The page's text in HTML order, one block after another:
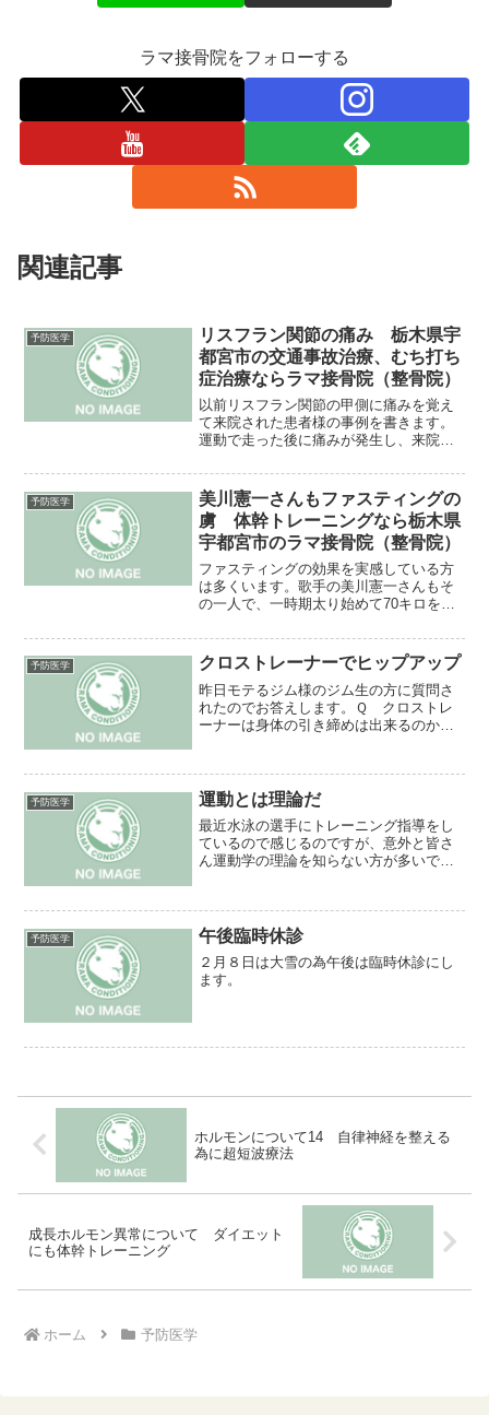
ラマ接骨院をフォローする
関連記事
予防医学
リスフラン関節の痛み 栃木県宇
都宮市の交通事故治療、むち打ち
症治療ならラマ接骨院（整骨院）
以前リスフラン関節の甲側に痛みを覚え
て来院された患者様の事例を書きます。
運動で走った後に痛みが発生し、来院さ
でしたが、リスフラン関節を回旋させる
と痛みが訴え、限局性の圧痛も確認でき
ました。一応アイシングを...
予防医学
美川憲一さんもファスティングの
虜 体幹トレーニングなら栃木県
宇都宮市のラマ接骨院（整骨院）
ファスティングの効果を実感している方
は多くいます。歌手の美川憲一さんもそ
の一人で、一時期太り始めて70キロを超
のファスティングをしたところ5キロの減
量に成功！！しかも消化酵素を休ませ
て、代謝酵素を十分働...
予防医学 クロストレーナーでヒップアップ
昨日モテるジム様のジム生の方に質問さ
れたのでお答えします。Ｑ クロストレ
ーナーは身体の引き締めは出来るのか？
ナーと違い膝に負担を掛けずに全身を鍛
えて有酸素だけでは無く無酸...
予防医学 運動とは理論だ
最近水泳の選手にトレーニング指導をし
ているので感じるのですが、意外と皆さ
ん運動学の理論を知らない方が多いで
りが必要です。それには運動方法、栄
養、トレーニング後のケアなど...
予防医学 午後臨時休診
２月８日は大雪の為午後は臨時休診にし
ます。
ホルモンについて14 自律神経を整える
為に超短波療法
成長ホルモン異常について ダイエット
にも体幹トレーニング
ホーム 予防医学